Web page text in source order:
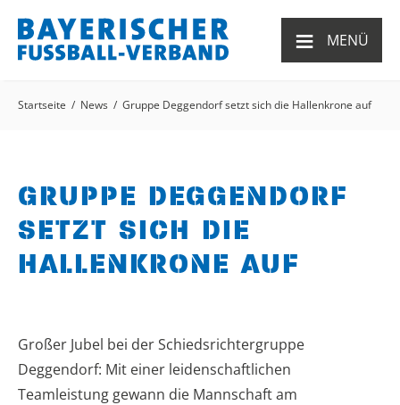
≡ MENÜ
Startseite News Gruppe Deggendorf setzt sich die Hallenkrone auf
GRUPPE DEGGENDORF
SETZT SICH DIE
HALLENKRONE AUF
Großer Jubel bei der Schiedsrichtergruppe
Deggendorf: Mit einer leidenschaftlichen
Teamleistung gewann die Mannschaft am